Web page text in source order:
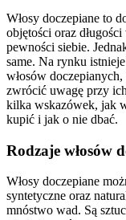
Włosy doczepiane to
objętości oraz
pewności siebie.
same. Na rynku
włosów
zwrócić uwagę przy
kilka wskazówek, jak
kupić i jak o nie dbać.
Rodzaje włosów
Włosy doczepiane
syntetyczne oraz
mnóstwo wad. Są